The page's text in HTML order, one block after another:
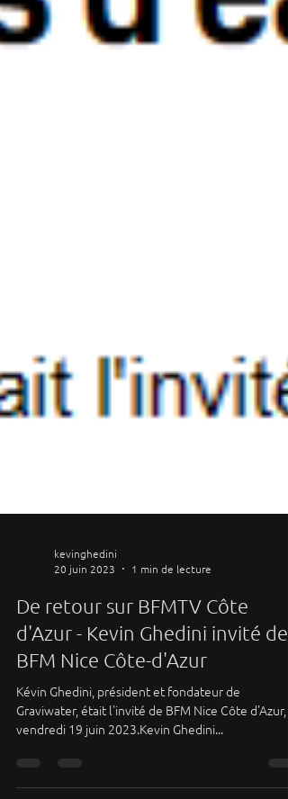
kevinghedini
20 juin 2023
1 min de lecture
d'Azur - Kevin Ghedini invité de
BFM Nice Côte-d'Azur
Kévin Ghedini, président et fondateur de